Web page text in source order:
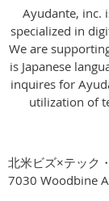
Ayudante, inc.
specialized in
We are
is Japanese
inquires for
utilization of
北米ビズ×テック
7030 Woodbine